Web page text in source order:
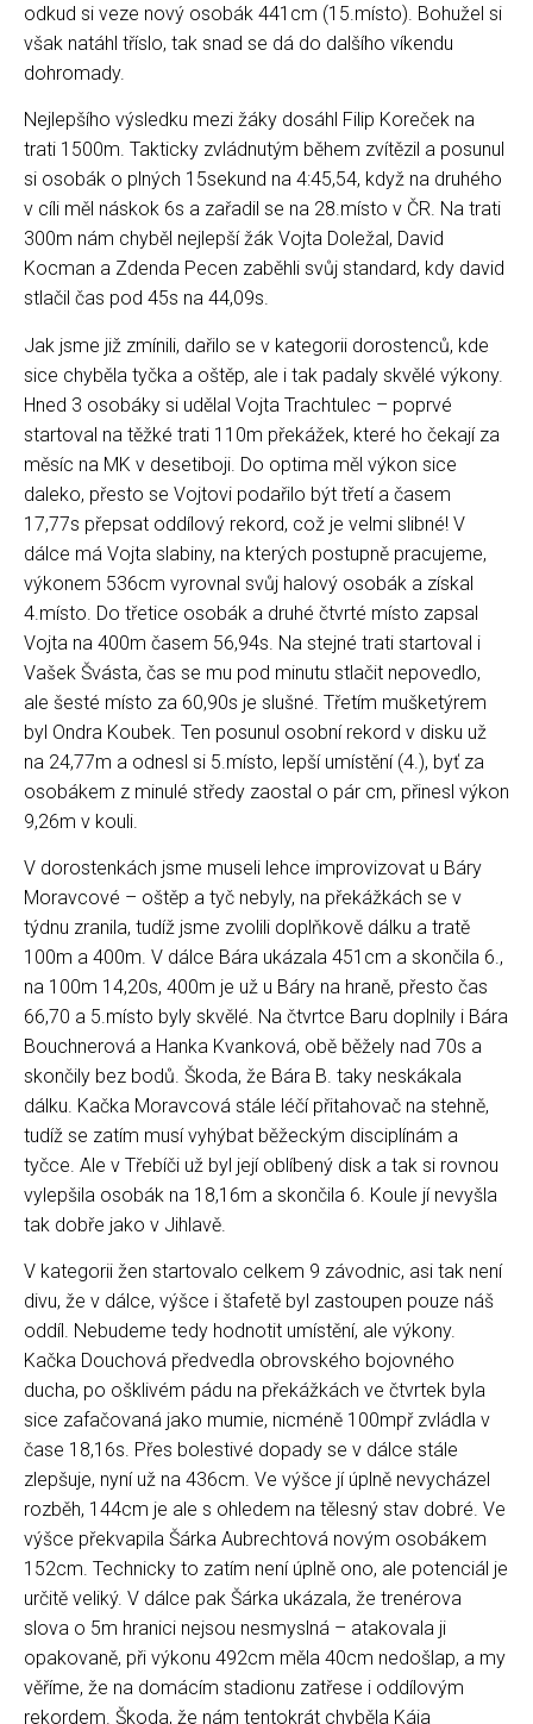
odkud si veze nový osobák 441cm (15.místo). Bohužel si
však natáhl tříslo, tak snad se dá do dalšího víkendu
dohromady.
Nejlepšího výsledku mezi žáky dosáhl Filip Koreček na
trati 1500m. Takticky zvládnutým během zvítězil a posunul
si osobák o plných 15sekund na 4:45,54, když na druhého
v cíli měl náskok 6s a zařadil se na 28.místo v ČR. Na trati
300m nám chyběl nejlepší žák Vojta Doležal, David
Kocman a Zdenda Pecen zaběhli svůj standard, kdy david
stlačil čas pod 45s na 44,09s.
Jak jsme již zmínili, dařilo se v kategorii dorostenců, kde
sice chyběla tyčka a oštěp, ale i tak padaly skvělé výkony.
Hned 3 osobáky si udělal Vojta Trachtulec – poprvé
startoval na těžké trati 110m překážek, které ho čekají za
měsíc na MK v desetiboji. Do optima měl výkon sice
daleko, přesto se Vojtovi podařilo být třetí a časem
17,77s přepsat oddílový rekord, což je velmi slibné! V
dálce má Vojta slabiny, na kterých postupně pracujeme,
výkonem 536cm vyrovnal svůj halový osobák a získal
4.místo. Do třetice osobák a druhé čtvrté místo zapsal
Vojta na 400m časem 56,94s. Na stejné trati startoval i
Vašek Švásta, čas se mu pod minutu stlačit nepovedlo,
ale šesté místo za 60,90s je slušné. Třetím mušketýrem
byl Ondra Koubek. Ten posunul osobní rekord v disku už
na 24,77m a odnesl si 5.místo, lepší umístění (4.), byť za
osobákem z minulé středy zaostal o pár cm, přinesl výkon
9,26m v kouli.
V dorostenkách jsme museli lehce improvizovat u Báry
Moravcové – oštěp a tyč nebyly, na překážkách se v
týdnu zranila, tudíž jsme zvolili doplňkově dálku a tratě
100m a 400m. V dálce Bára ukázala 451cm a skončila 6.,
na 100m 14,20s, 400m je už u Báry na hraně, přesto čas
66,70 a 5.místo byly skvělé. Na čtvrtce Baru doplnily i Bára
Bouchnerová a Hanka Kvanková, obě běžely nad 70s a
skončily bez bodů. Škoda, že Bára B. taky neskákala
dálku. Kačka Moravcová stále léčí přitahovač na stehně,
tudíž se zatím musí vyhýbat běžeckým disciplínám a
tyčce. Ale v Třebíči už byl její oblíbený disk a tak si rovnou
vylepšila osobák na 18,16m a skončila 6. Koule jí nevyšla
tak dobře jako v Jihlavě.
V kategorii žen startovalo celkem 9 závodnic, asi tak není
divu, že v dálce, výšce i štafetě byl zastoupen pouze náš
oddíl. Nebudeme tedy hodnotit umístění, ale výkony.
Kačka Douchová předvedla obrovského bojovného
ducha, po ošklivém pádu na překážkách ve čtvrtek byla
sice zafačovaná jako mumie, nicméně 100mpř zvládla v
čase 18,16s. Přes bolestivé dopady se v dálce stále
zlepšuje, nyní už na 436cm. Ve výšce jí úplně nevycházel
rozběh, 144cm je ale s ohledem na tělesný stav dobré. Ve
výšce překvapila Šárka Aubrechtová novým osobákem
152cm. Technicky to zatím není úplně ono, ale potenciál je
určitě veliký. V dálce pak Šárka ukázala, že trenérova
slova o 5m hranici nejsou nesmyslná – atakovala ji
opakovaně, při výkonu 492cm měla 40cm nedošlap, a my
věříme, že na domácím stadionu zatřese i oddílovým
rekordem. Škoda, že nám tentokrát chyběla Kája